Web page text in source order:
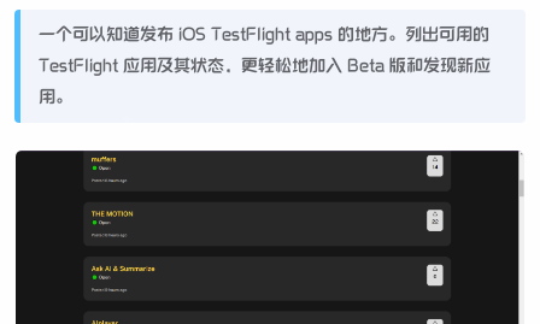
一个可以知道发布 iOS TestFlight apps 的地方。列出可用的
TestFlight 应用及其状态，更轻松地加入 Beta 版和发现新应
用。